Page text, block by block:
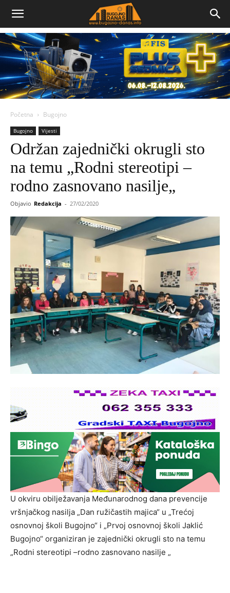
Bugojno
Danas
Početna Bugojno
Bugojno Vijesti
Održan zajednički okrugli sto
na temu „Rodni stereotipi –
rodno zasnovano nasilje„
Objavio Redakcija - 27/02/2020
U okviru obilježavanja Međunarodnog dana prevencije
vršnjačkog nasilja „Dan ružičastih majica“ u „Trećoj
osnovnoj školi Bugojno“ i „Prvoj osnovnoj školi Jaklić
Bugojno“ organiziran je zajednički okrugli sto na temu
„Rodni stereotipi –rodno zasnovano nasilje „